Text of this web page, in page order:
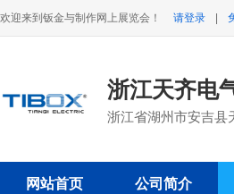
欢迎来到钣金与制作网上展览会！ 请登录
浙江天齐电
浙江省湖州市安吉县
网站首页 公司简介